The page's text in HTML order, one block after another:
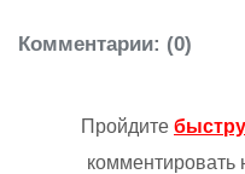
Комментарии: (0)
Пройдите
комментировать